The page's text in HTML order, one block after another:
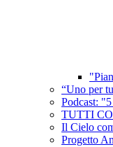
“Uno per
Podcast:
TUTTI
Il Cielo
Progetto